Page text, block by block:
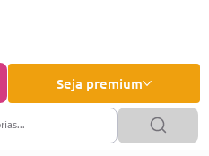
Seja premium